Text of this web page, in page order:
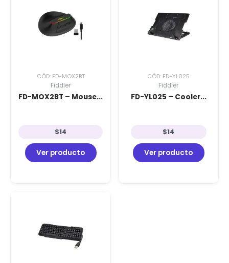
CÓD: FD-MOX2BT
Fiddler
FD-MOX2BT – Mouse...
$14
Ver producto
CÓD: FD-YL025
Fiddler
FD-YL025 – Cooler...
$14
Ver producto